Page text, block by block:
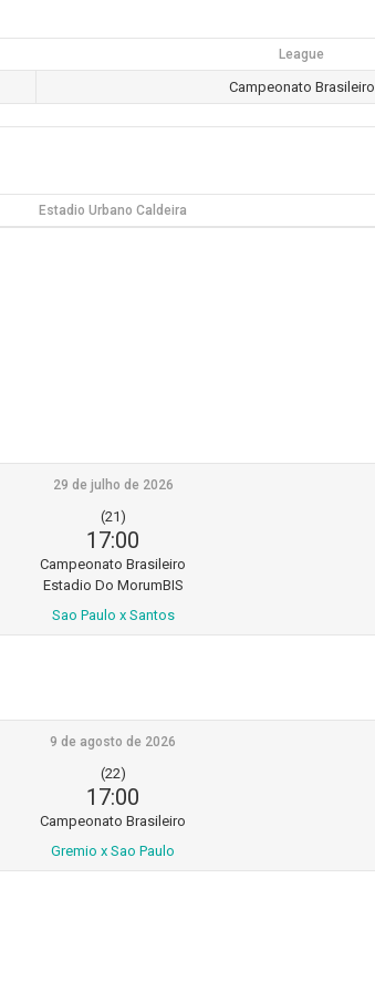
League
Campeonato Brasileiro
Estadio Urbano Caldeira
29 de julho de 2026
(21)
17:00
Campeonato Brasileiro
Estadio Do MorumBIS
Sao Paulo x Santos
9 de agosto de 2026
(22)
17:00
Campeonato Brasileiro
Gremio x Sao Paulo